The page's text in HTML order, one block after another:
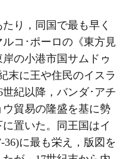
り，同国で最も早く
コ･ポーロの《東方見
の小港市国サムドゥ
末に王や住民のイスラ
紀以降，バンダ･アチ
貿易の隆盛を基に勢
置いた。同王国はイ
に最も栄え，版図を